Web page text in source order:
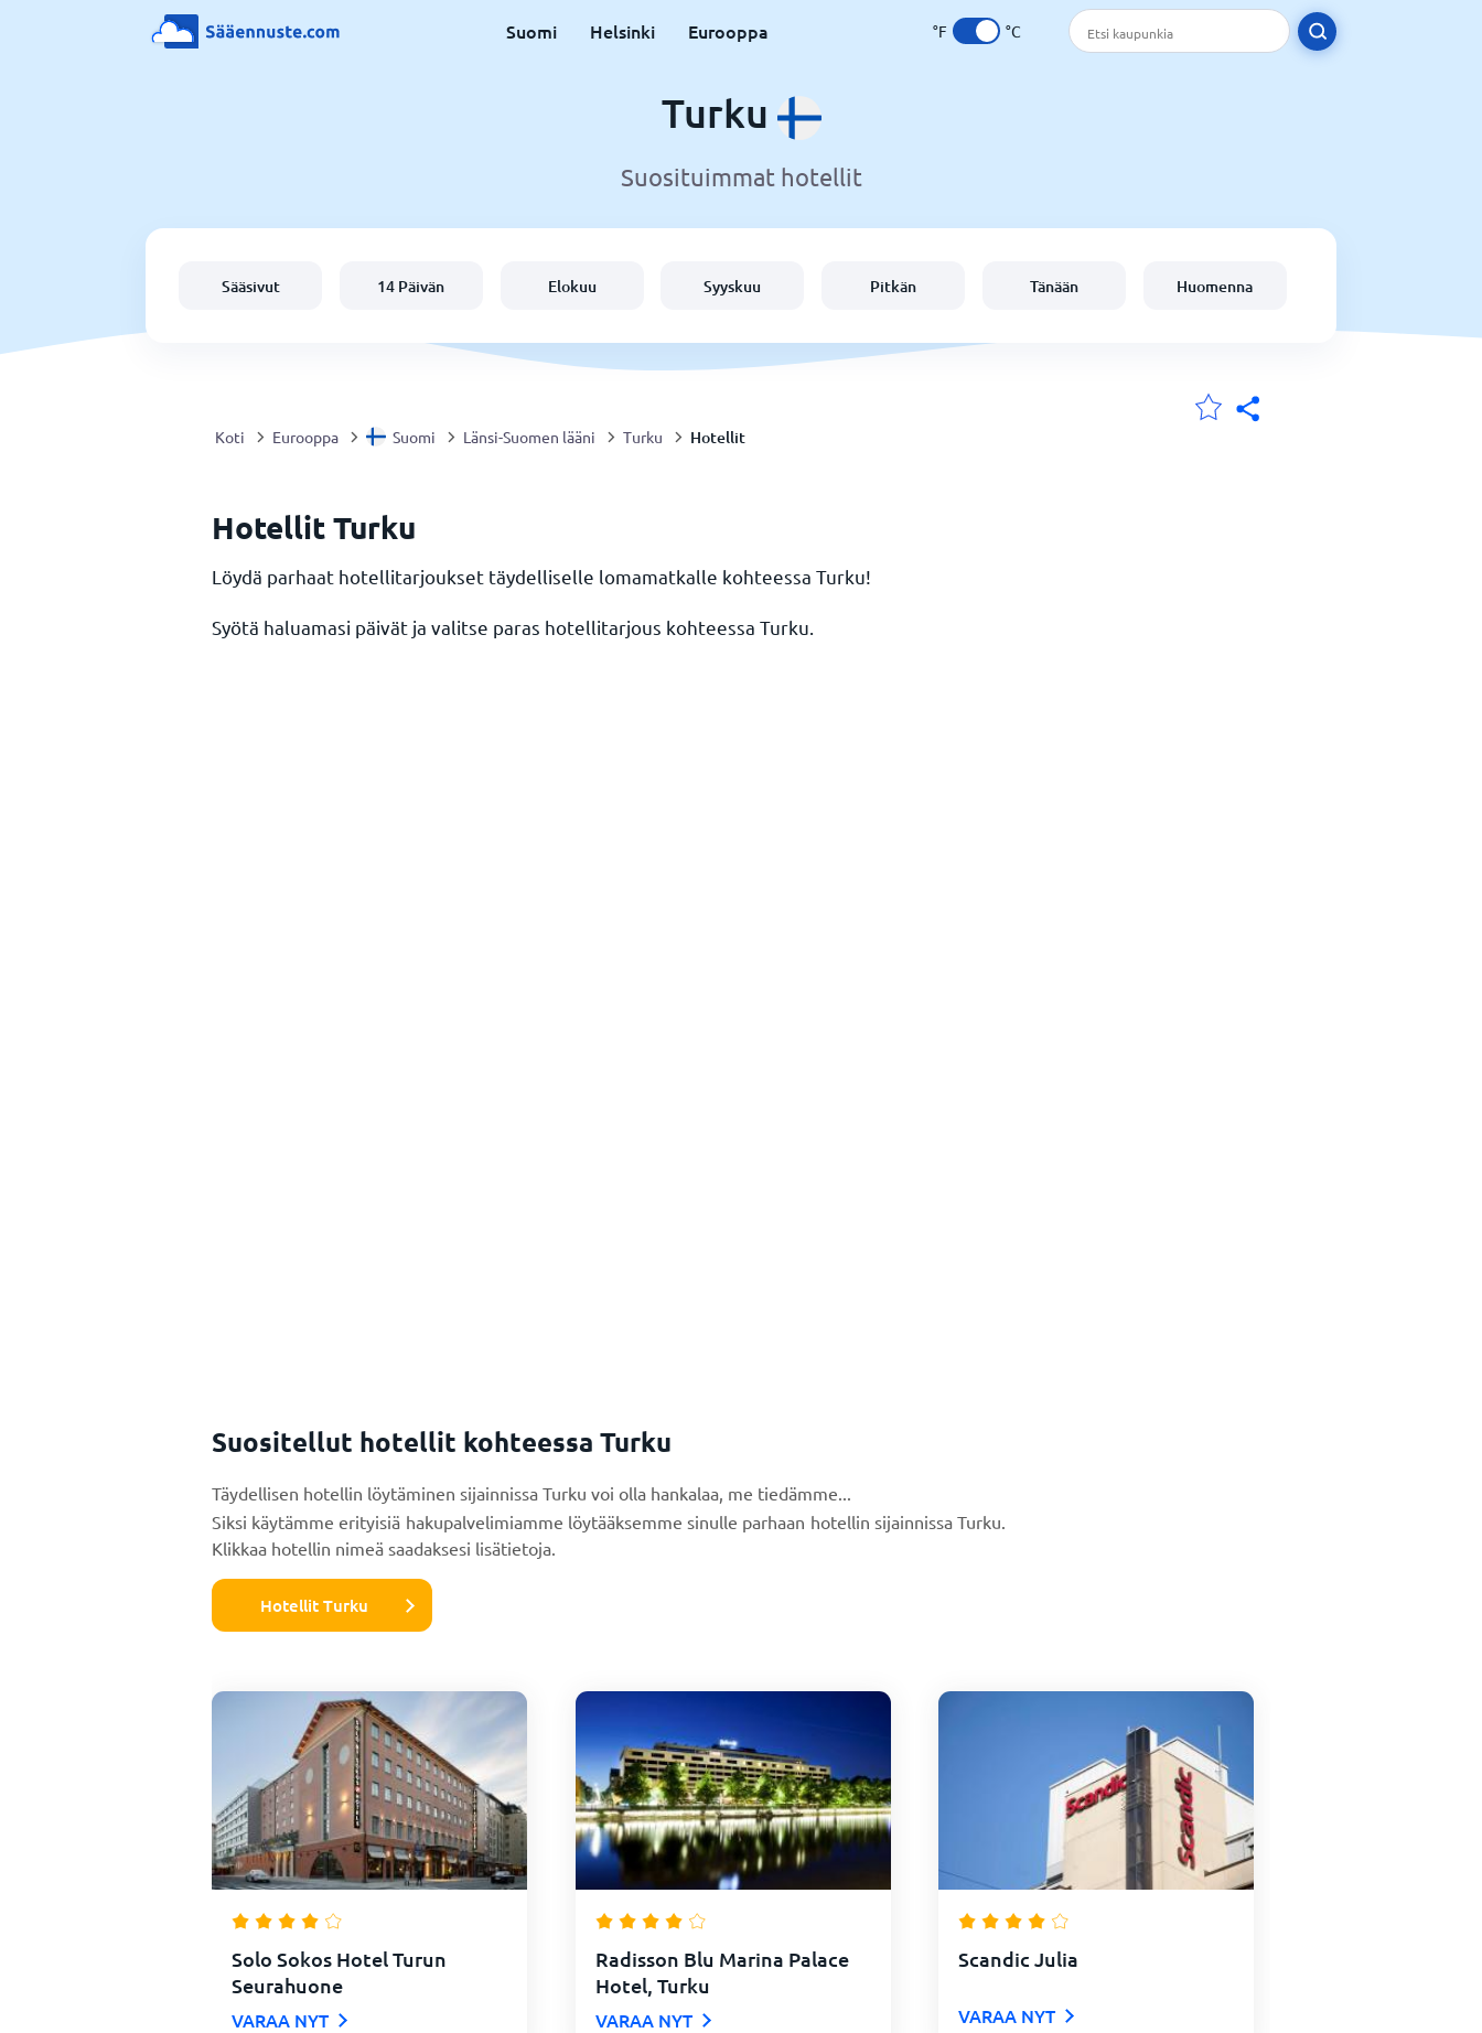
Suomi Helsinki Eurooppa °F °C
Turku
Suosituimmat hotellit
Sääsivut 14 Päivän Elokuu Syyskuu Pitkän Tänään Huomenna
Koti Eurooppa Suomi Länsi-Suomen lääni Turku Hotellit
Hotellit Turku
Löydä parhaat hotellitarjoukset täydelliselle lomamatkalle kohteessa Turku!
Syötä haluamasi päivät ja valitse paras hotellitarjous kohteessa Turku.
Suositellut hotellit kohteessa Turku
Täydellisen hotellin löytäminen sijainnissa Turku voi olla hankalaa, me tiedämme...
Siksi käytämme erityisiä hakupalvelimiamme löytääksemme sinulle parhaan hotellin sijainnissa Turku.
Klikkaa hotellin nimeä saadaksesi lisätietoja.
Hotellit Turku
Solo Sokos Hotel Turun
Seurahuone
VARAA NYT
Radisson Blu Marina Palace
Hotel, Turku
VARAA NYT
Scandic Julia
VARAA NYT